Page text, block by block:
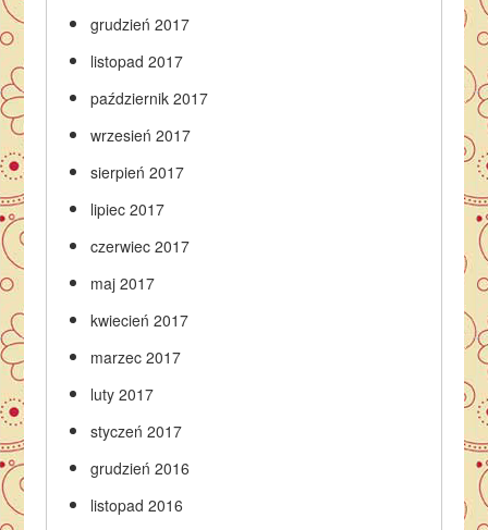
grudzień 2017
listopad 2017
październik 2017
wrzesień 2017
sierpień 2017
lipiec 2017
czerwiec 2017
maj 2017
kwiecień 2017
marzec 2017
luty 2017
styczeń 2017
grudzień 2016
listopad 2016